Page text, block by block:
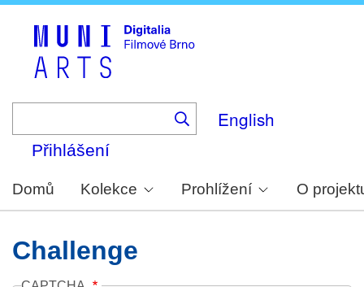
English
Přihlášení
Domů Kolekce Prohlížení O
Challenge